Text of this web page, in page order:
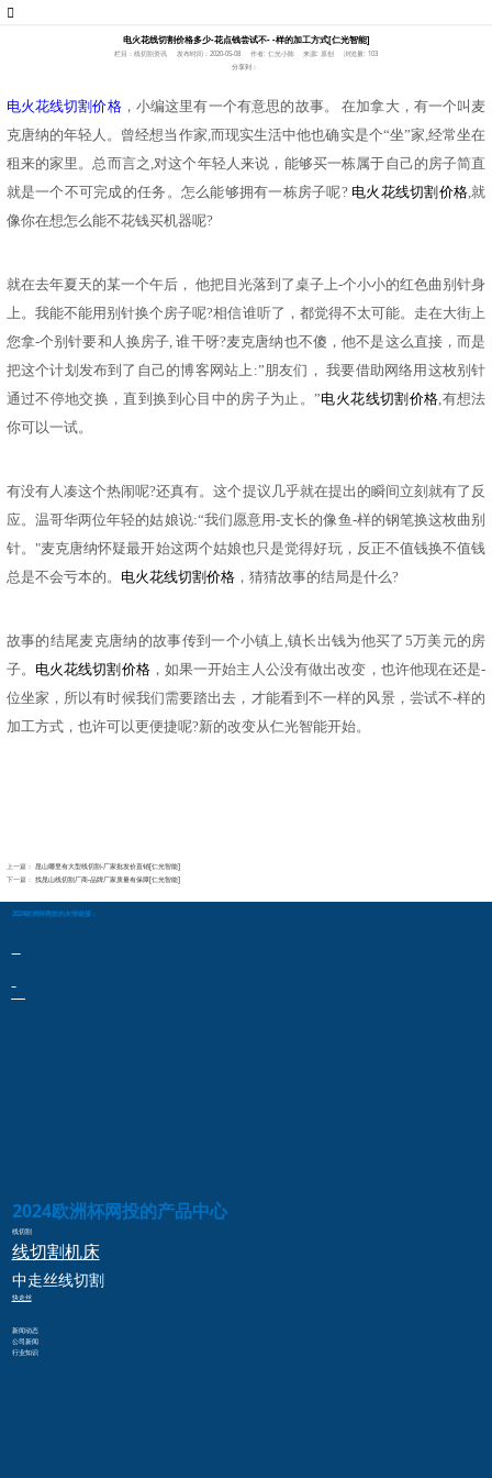
电火花线切割价格多少-花点钱尝试不- -样的加工方式[仁光智能]
栏目：线切割资讯 发布时间：2020-05-08 作者: 仁光小陈 来源: 原创
浏览量: 103
分享到：
电火花线切割价格，小编这里有一个有意思的故事。
在加拿大，有一个叫麦
克唐纳的年轻人。曾经想当作家,而现实生活中他也确实是个“坐”家,经常坐在
租来的家里。总而言之,对这个年轻人来说，能够买一栋属于自己的房子简直
就是一个不可完成的任务。怎么能够拥有一栋房子呢? 电火花线切割价格,就
像你在想怎么能不花钱买机器呢?
就在去年夏天的某一个午后， 他把目光落到了桌子上-个小小的红色曲别针身
上。我能不能用别针换个房子呢?相信谁听了，都觉得不太可能。走在大街上
您拿-个别针要和人换房子, 谁干呀?麦克唐纳也不傻，他不是这么直接，而是
把这个计划发布到了自己的博客网站上:”朋友们， 我要借助网络用这枚别针
通过不停地交换，直到换到心目中的房子为止。”电火花线切割价格,有想法
你可以一试。
有没有人凑这个热闹呢?还真有。这个提议几乎就在提出的瞬间立刻就有了反
应。温哥华两位年轻的姑娘说:“我们愿意用-支长的像鱼-样的钢笔换这枚曲别
针。"麦克唐纳怀疑最开始这两个姑娘也只是觉得好玩，反正不值钱换不值钱
总是不会亏本的。 电火花线切割价格，猜猜故事的结局是什么?
故事的结尾麦克唐纳的故事传到一个小镇上 ,镇长出钱为他买了5万美元的房
子。 电火花线切割 价格，如果一开始主人公没有做出改变，也许他现在还是-
位坐家，所以有时候我们需要踏出去，才能看到不一样的风景，尝试不-样的
加工方式，也许可以更便捷呢?新的改变从仁光智能开始。
上一篇： 昆山哪里有大型线切割-厂家批发价直销[仁光智能]
下一篇： 找昆山线切割厂商-品牌厂家质量有保障[仁光智能]
2024欧洲杯网投的友情链接：
2024欧洲杯网投的产品中心
线切割
线切割机床
中走丝线切割
快走丝
新闻动态
公司新闻
行业知识